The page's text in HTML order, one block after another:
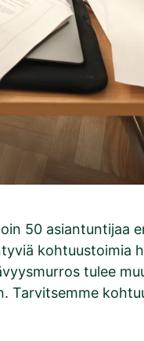
50 asiantuntijaa
kohtuustoimia
tulee